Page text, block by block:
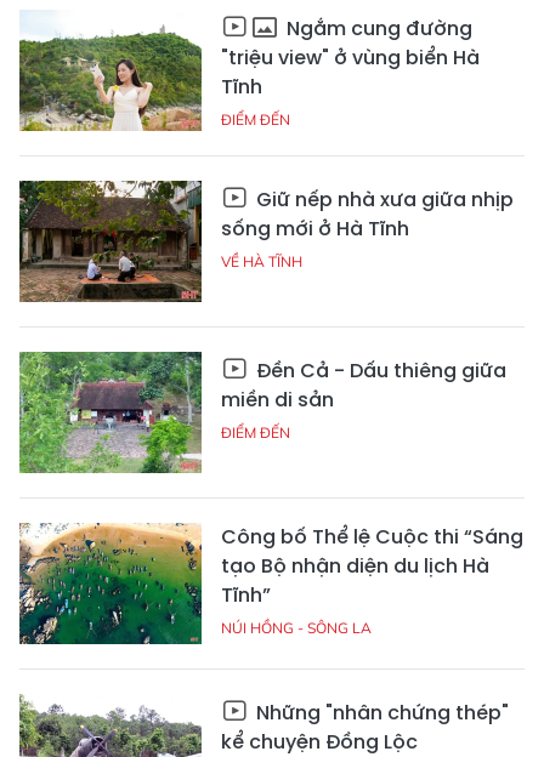
Ngắm cung đường
"triệu view" ở vùng biển Hà
Tĩnh
ĐIỂM ĐẾN
Giữ nếp nhà xưa giữa nhịp
sống mới ở Hà Tĩnh
VỀ HÀ TĨNH
Đền Cả - Dấu thiêng giữa
miền di sản
ĐIỂM ĐẾN
Công bố Thể lệ Cuộc thi “Sáng
tạo Bộ nhận diện du lịch Hà
Tĩnh”
NÚI HỒNG - SÔNG LA
Những "nhân chứng thép"
kể chuyện Đồng Lộc